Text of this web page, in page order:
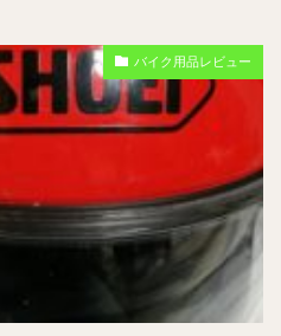
バイク用品レビュー